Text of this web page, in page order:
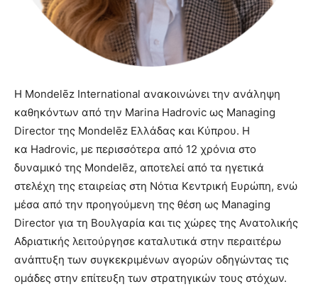
Η Mondelēz International ανακοινώνει την ανάληψη
καθηκόντων από την Marina Hadrovic ως Managing
Director της Mondelēz Ελλάδας και Κύπρου. Η
κα Hadrovic, με περισσότερα από 12 χρόνια στο
δυναμικό της Mondelēz, αποτελεί από τα ηγετικά
στελέχη της εταιρείας στη Νότια Κεντρική Ευρώπη, ενώ
μέσα από την προηγούμενη της θέση ως Managing
Director για τη Βουλγαρία και τις χώρες της Ανατολικής
Αδριατικής λειτούργησε καταλυτικά στην περαιτέρω
ανάπτυξη των συγκεκριμένων αγορών οδηγώντας τις
ομάδες στην επίτευξη των στρατηγικών τους στόχων.